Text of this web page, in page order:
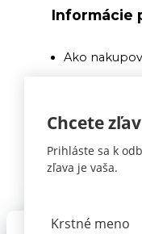
Informácie
Ako
Recenzie a
Obchodné
Chcete
Prihláste sa k
zľava je vaša.